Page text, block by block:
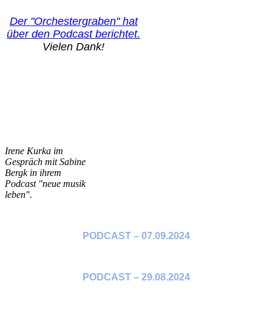
Der "Orchestergraben" hat
über den Podcast berichtet.
Vielen Dank!
Irene Kurka im
Gespräch mit Sabine
Bergk in ihrem
Podcast "neue musik
leben".
PODCAST – 07.09.2024
PODCAST – 29.08.2024